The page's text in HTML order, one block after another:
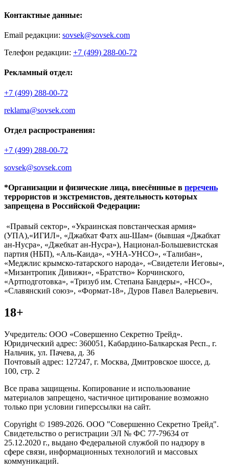
Контактные данные:
Email редакции: sovsek@sovsek.com
Телефон редакции: +7 (499) 288-00-72
Рекламный отдел:
+7 (499) 288-00-72
reklama@sovsek.com
Отдел распространения:
+7 (499) 288-00-72
sovsek@sovsek.com
*Организации и физические лица, внесённные в перечень
террористов и экстремистов, деятельность которых
запрещена в Российской Федерации:
«Правый сектор», «Украинская повстанческая армия»
(УПА),«ИГИЛ», «Джабхат Фатх аш-Шам» (бывшая «Джабхат
ан-Нусра», «Джебхат ан-Нусра»), Национал-Большевистская
партия (НБП), «Аль-Каида», «УНА-УНСО», «Талибан»,
«Меджлис крымско-татарского народа», «Свидетели Иеговы»,
«Мизантропик Дивижн», «Братство» Корчинского,
«Артподготовка», «Тризуб им. Степана Бандеры», «НСО»,
«Славянский союз», «Формат-18», Дуров Павел Валерьевич.
18+
Учредитель: ООО «Совершенно Секретно Трейд».
Юридический адрес: 360051, Кабардино-Балкарская Респ., г.
Нальчик, ул. Пачева, д. 36
Почтовый адрес: 127247, г. Москва, Дмитровское шоссе, д.
100, стр. 2
Все права защищены. Копирование и использование
материалов запрещено, частичное цитирование возможно
только при условии гиперссылки на сайт.
Copyright © 1989-2026. ООО "Совершенно Секретно Трейд".
Свидетельство о регистрации ЭЛ № ФС 77-79634 от
25.12.2020 г., выдано Федеральной службой по надзору в
сфере связи, информационных технологий и массовых
коммуникаций.